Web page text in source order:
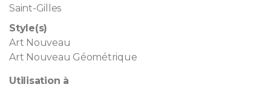
Saint-Gilles
Style(s)
Art Nouveau
Art Nouveau Géométrique
Utilisation à